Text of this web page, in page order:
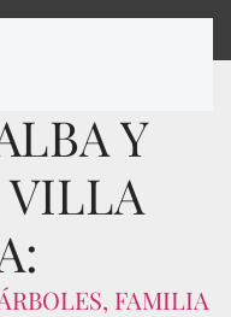
Y
VILLA
FAMILIA